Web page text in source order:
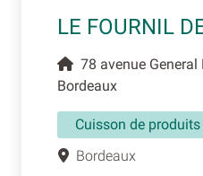
LE FOURNIL
78 avenue General
Bordeaux
Cuisson de
Bordeaux